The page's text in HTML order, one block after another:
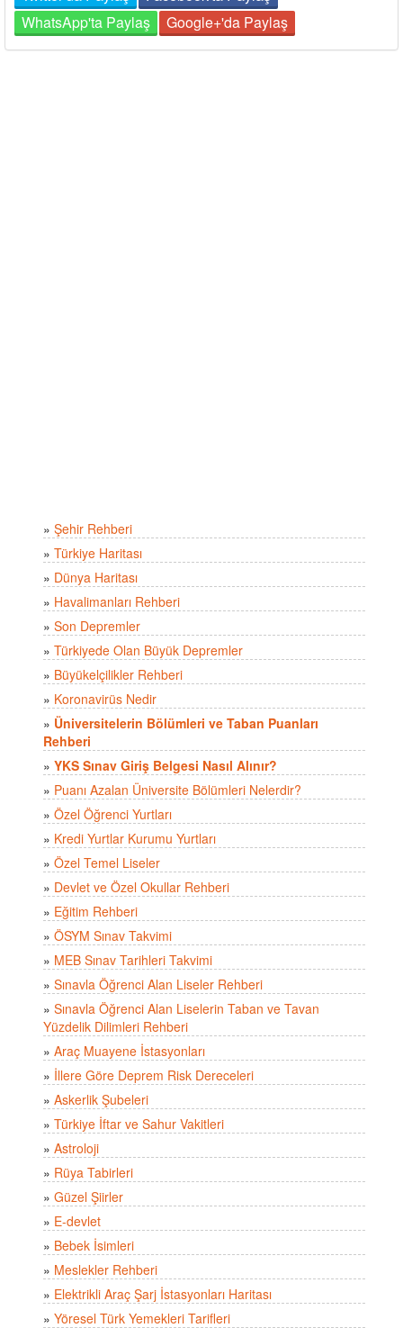
WhatsApp'ta Paylaş
Google+'da Paylaş
» Şehir Rehberi
» Türkiye Haritası
» Dünya Haritası
» Havalimanları Rehberi
» Son Depremler
» Türkiyede Olan Büyük Depremler
» Büyükelçilikler Rehberi
» Koronavirüs Nedir
» Üniversitelerin Bölümleri ve Taban Puanları
Rehberi
» YKS Sınav Giriş Belgesi Nasıl Alınır?
» Puanı Azalan Üniversite Bölümleri Nelerdir?
» Özel Öğrenci Yurtları
» Kredi Yurtlar Kurumu Yurtları
» Özel Temel Liseler
» Devlet ve Özel Okullar Rehberi
» Eğitim Rehberi
» ÖSYM Sınav Takvimi
» MEB Sınav Tarihleri Takvimi
» Sınavla Öğrenci Alan Liseler Rehberi
» Sınavla Öğrenci Alan Liselerin Taban ve Tavan
Yüzdelik Dilimleri Rehberi
» Araç Muayene İstasyonları
» İllere Göre Deprem Risk Dereceleri
» Askerlik Şubeleri
» Türkiye İftar ve Sahur Vakitleri
» Astroloji
» Rüya Tabirleri
» Güzel Şiirler
» E-devlet
» Bebek İsimleri
» Meslekler Rehberi
» Elektrikli Araç Şarj İstasyonları Haritası
» Yöresel Türk Yemekleri Tarifleri